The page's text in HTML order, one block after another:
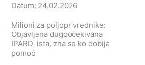
Datum: 24.02.2026
Milioni za poljoprivrednike:
Objavljena dugoočekivana
IPARD lista, zna se ko dobija
pomoć